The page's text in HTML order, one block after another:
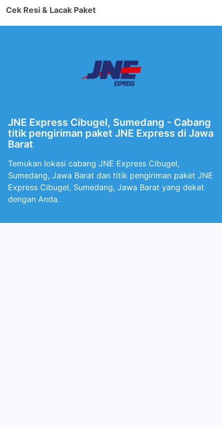
Cek Resi & Lacak Paket
JNE Express Cibugel, Sumedang - Cabang
titik pengiriman paket JNE Express di Jawa
Barat
Temukan lokasi cabang JNE Express Cibugel,
Sumedang, Jawa Barat dan titik pengiriman paket JNE
Express Cibugel, Sumedang, Jawa Barat yang dekat
dengan Anda.